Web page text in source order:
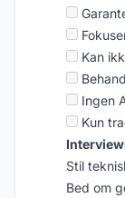
Kan
Ingen
Kun
Stil
Bed om